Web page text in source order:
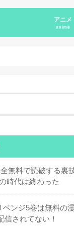
アニメ
anime
無料で読破する裏
時代は終わった
ンジ5巻は無料の
信されてない！